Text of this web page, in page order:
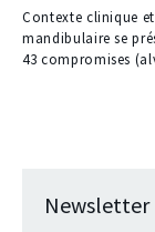
à
nos
abonnés
Contexte clinique
mandibulaire se
43 compromises
Newsletter